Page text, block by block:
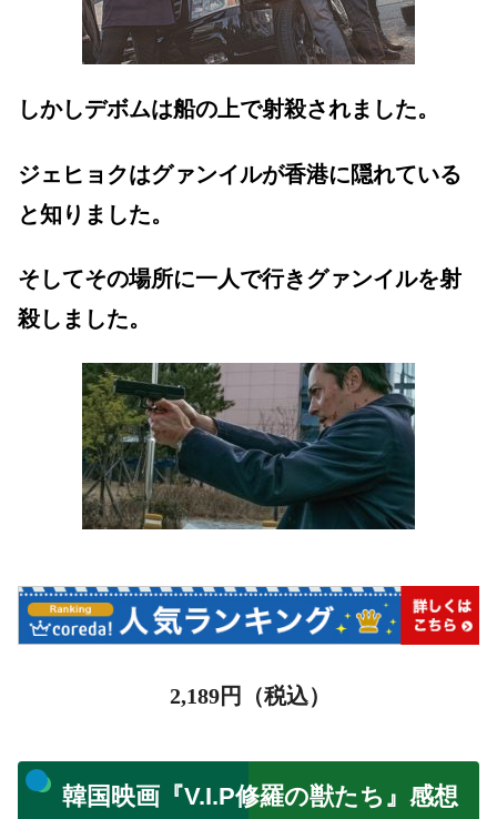
しかしデボムは船の上で射殺されました。
ジェヒョクはグァンイルが香港に隠れている
と知りました。
そしてその場所に一人で行きグァンイルを射
殺しました。
2,189円（税込）
韓国映画『V.I.P修羅の獣たち』感想